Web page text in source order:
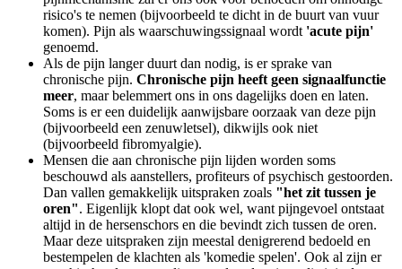
risico's te nemen (bijvoorbeeld te dicht in de buurt van vuur
komen). Pijn als waarschuwingssignaal wordt 'acute pijn'
genoemd.
Als de pijn langer duurt dan nodig, is er sprake van
chronische pijn. Chronische pijn heeft geen signaalfunctie
meer, maar belemmert ons in ons dagelijks doen en laten.
Soms is er een duidelijk aanwijsbare oorzaak van deze pijn
(bijvoorbeeld een zenuwletsel), dikwijls ook niet
(bijvoorbeeld fibromyalgie).
Mensen die aan chronische pijn lijden worden soms
beschouwd als aanstellers, profiteurs of psychisch gestoorden.
Dan vallen gemakkelijk uitspraken zoals "het zit tussen je
oren". Eigenlijk klopt dat ook wel, want pijngevoel ontstaat
altijd in de hersenschors en die bevindt zich tussen de oren.
Maar deze uitspraken zijn meestal denigrerend bedoeld en
bestempelen de klachten als 'komedie spelen'. Ook al zijn er